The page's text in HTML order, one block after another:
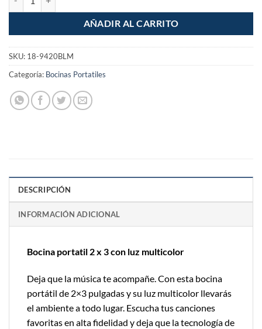
AÑADIR AL CARRITO
SKU: 18-9420BLM
Categoría: Bocinas Portatiles
DESCRIPCIÓN
INFORMACIÓN ADICIONAL
Bocina portatil 2 x 3 con luz multicolor
Deja que la música te acompañe. Con esta bocina
portátil de 2×3 pulgadas y su luz multicolor llevarás
el ambiente a todo lugar. Escucha tus canciones
favoritas en alta fidelidad y deja que la tecnología de